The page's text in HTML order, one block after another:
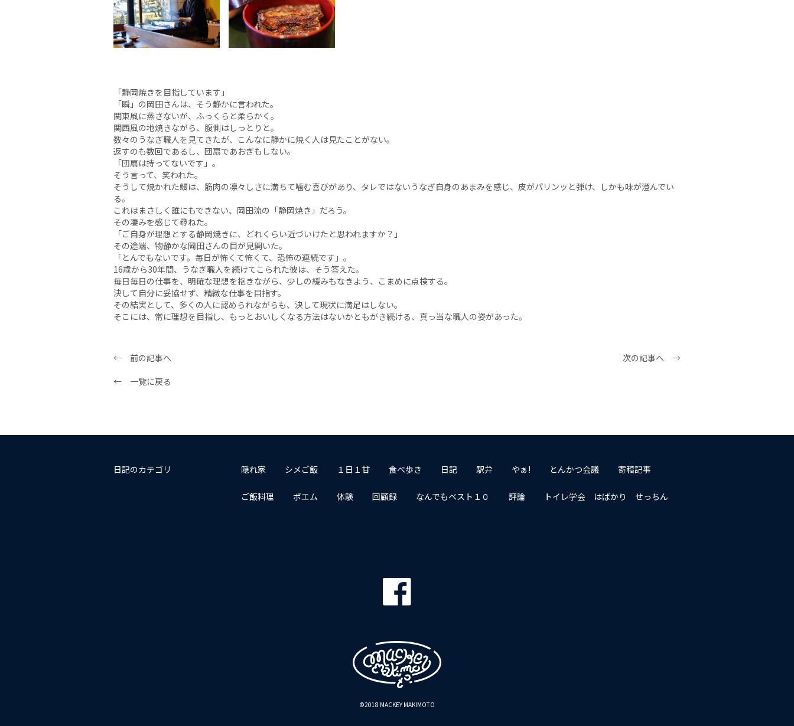
「静岡焼きを目指しています」
「瞬」の岡田さんは、そう静かに言われた。
関東風に蒸さないが、ふっくらと柔らかく。
関西風の地焼きながら、腹側はしっとりと。
数々のうなぎ職人を見てきたが、こんなに静かに焼く人は見たことがない。
返すのも数回であるし、団扇であおぎもしない。
「団扇は持ってないです」。
そう言って、笑われた。
そうして焼かれた鰻は、筋肉の凛々しさに満ちて噛む喜びがあり、タレではないうなぎ自身のあまみを感じ、皮がパリンッと弾け、しかも味が澄んでい
る。
これはまさしく誰にもできない、岡田流の「静岡焼き」だろう。
その凄みを感じて尋ねた。
「ご自身が理想とする静岡焼きに、どれくらい近づいけたと思われますか？」
その途端、物静かな岡田さんの目が見開いた。
「とんでもないです。毎日が怖くて怖くて、恐怖の連続です」。
16歳から30年間、うなぎ職人を続けてこられた彼は、そう答えた。
毎日毎日の仕事を、明確な理想を抱きながら、少しの緩みもなきよう、こまめに点検する。
決して自分に妥協せず、精緻な仕事を目指す。
その結実として、多くの人に認められながらも、決して現状に満足はしない。
そこには、常に理想を目指し、もっとおいしくなる方法はないかともがき続ける、真っ当な職人の姿があった。
← 前の記事へ
次の記事へ →
← 一覧に戻る
日記のカテゴリ 隠れ家 シメご飯 １日１甘 食べ歩き 日記 駅弁 やぁ! とんかつ会議 寄稿記事
ご飯料理 ポエム 体験 回顧録 なんでもベスト１０ 評論 トイレ学会 はばかり せっちん
©2018 MACKEY MAKIMOTO